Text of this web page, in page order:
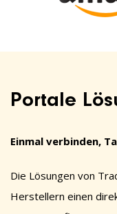
Portale
Einmal verbinden,
Die Lösungen von
Herstellern einen